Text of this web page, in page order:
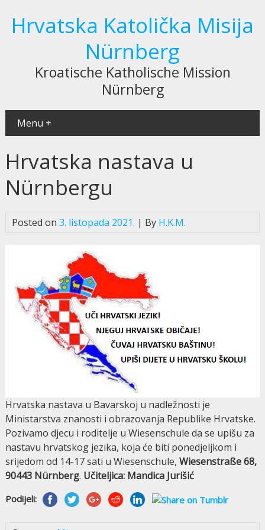
Hrvatska Katolička Misija
Nürnberg
Kroatische Katholische Mission
Nürnberg
Menu +
Hrvatska nastava u
Nürnbergu
Posted on 3. listopada 2021. | By H.K.M.
Hrvatska nastava u Bavarskoj u nadležnosti je
Ministarstva znanosti i obrazovanja Republike Hrvatske.
Pozivamo djecu i roditelje u Wiesenschule da se upišu za
nastavu hrvatskog jezika, koja će biti ponedjeljkom i
srijedom od 14-17 sati u Wiesenschule, Wiesenstraße 68,
90443 Nürnberg. Učiteljica: Mandica Jurišić
Podijeli: